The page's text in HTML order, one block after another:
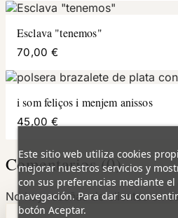
Esclava "tenemos"
70,00 €
i som feliços i menjem anissos
45,00 €
Comentarios (0)
No hay reseñas de clientes en
Este sitio web utiliza cookies
mejorar nuestros servicios y
con sus preferencias mediante
navegación. Para dar su
botón Aceptar.